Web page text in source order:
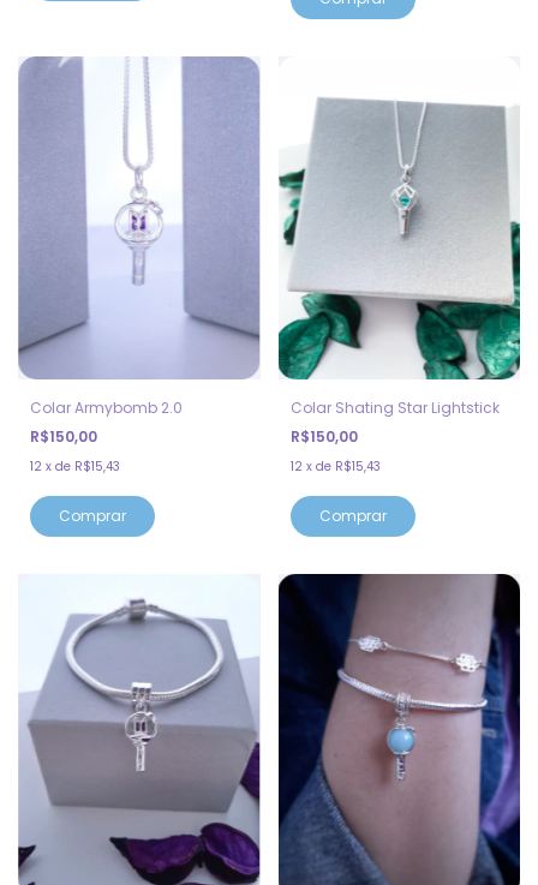
Colar Armybomb 2.0
R$150,00
12 x de R$15,43
Colar Shating Star Lightstick
R$150,00
12 x de R$15,43